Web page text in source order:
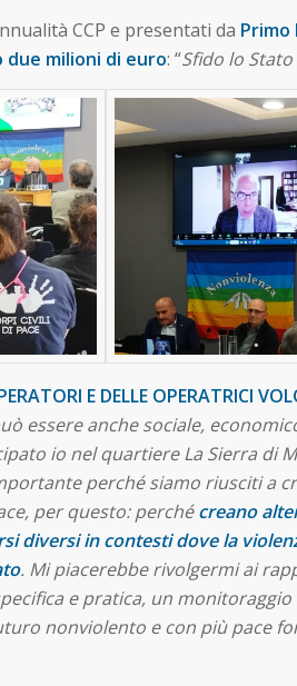
CCP e presentati da Primo
due milioni di euro: “Sfido lo
E DELLE OPERATRICI
essere anche sociale,
io nel quartiere La Sierra di
perché siamo riusciti a
per questo: perchécreano
diversi in contesti dove la
. Mi piacerebbe rivolgermi ai
e pratica, un
nonviolento e con più pace